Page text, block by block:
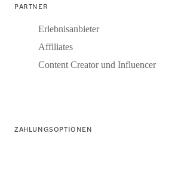
PARTNER
Erlebnisanbieter
Affiliates
Content Creator und Influencer
ZAHLUNGSOPTIONEN